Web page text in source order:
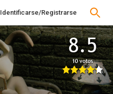
Identificarse/Registrarse
8.5
10 votos